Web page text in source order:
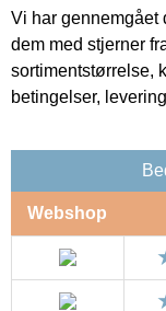
Vi har
dem med stjerner
sortimentstørrelse,
betingelser,
Webshop